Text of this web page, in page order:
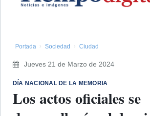
Portada Sociedad Ciudad
Jueves 21 de Marzo de 2024
DÍA NACIONAL DE LA MEMORIA
Los actos oficiales se